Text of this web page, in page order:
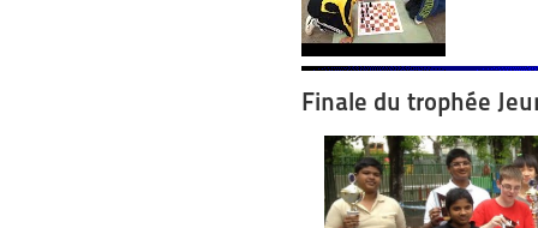
Finale du trophée